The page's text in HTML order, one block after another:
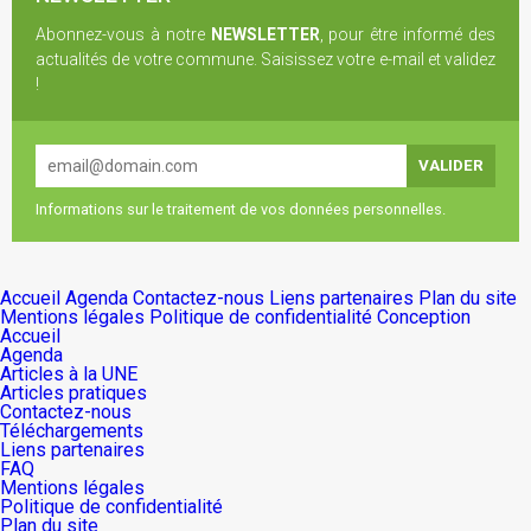
Abonnez-vous à notre NEWSLETTER , pour être informé des
actualités de votre commune. Saisissez votre e-mail et validez
!
Informations sur le traitement de vos données personnelles.
Accueil Agenda Contactez-nous Liens partenaires Plan du site
Mentions légales Politique de confidentialité Conception
Accueil
Agenda
Articles à la UNE
Articles pratiques
Contactez-nous
Téléchargements
Liens partenaires
FAQ
Mentions légales
Politique de confidentialité
Plan du site